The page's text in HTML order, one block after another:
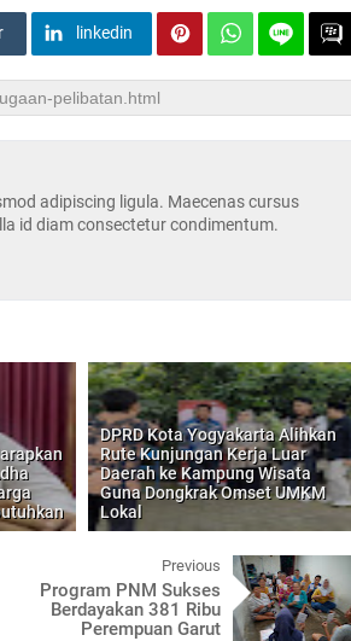
linkedin
adipiscing ligula. Maecenas cursus
id diam consectetur condimentum.
DPRD Kota Yogyakarta Alihkan
Rute Kunjungan Kerja Luar
Daerah ke Kampung Wisata
Guna Dongkrak Omset UMKM
Lokal
Previous
Program PNM Sukses
Berdayakan 381 Ribu
Perempuan Garut